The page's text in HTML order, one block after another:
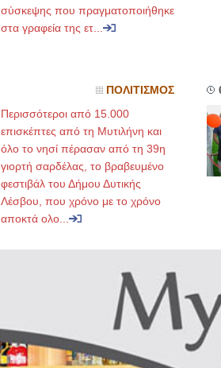
σύσκεψης που πραγματοποιήθηκε
στα γραφεία της ετ...
ΠΟΛΙΤΙΣΜΟΣ
Περισσότεροι από 15.000
επισκέπτες από τη Μυτιλήνη και
όλο το νησί πέρασαν από τη 39η
γιορτή σαρδέλας, το βραβευμένο
φεστιβάλ του Δήμου Δυτικής
Λέσβου, που χρόνο με το χρόνο
αποκτά ολο...